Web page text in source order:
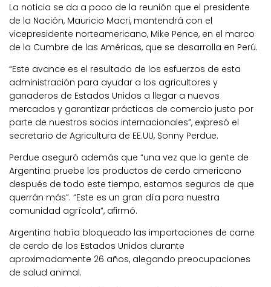
La noticia se da a poco de la reunión que el presidente
de la Nación, Mauricio Macri, mantendrá con el
vicepresidente norteamericano, Mike Pence, en el marco
de la Cumbre de las Américas, que se desarrolla en Perú.
“Este avance es el resultado de los esfuerzos de esta
administración para ayudar a los agricultores y
ganaderos de Estados Unidos a llegar a nuevos
mercados y garantizar prácticas de comercio justo por
parte de nuestros socios internacionales”, expresó el
secretario de Agricultura de EE.UU, Sonny Perdue.
Perdue aseguró además que “una vez que la gente de
Argentina pruebe los productos de cerdo americano
después de todo este tiempo, estamos seguros de que
querrán más”. “Este es un gran día para nuestra
comunidad agrícola”, afirmó.
Argentina había bloqueado las importaciones de carne
de cerdo de los Estados Unidos durante
aproximadamente 26 años, alegando preocupaciones
de salud animal.